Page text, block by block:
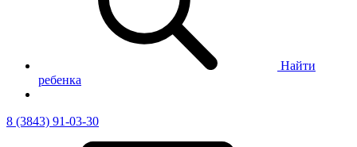
Найти
ребенка
8 (3843) 91-03-30